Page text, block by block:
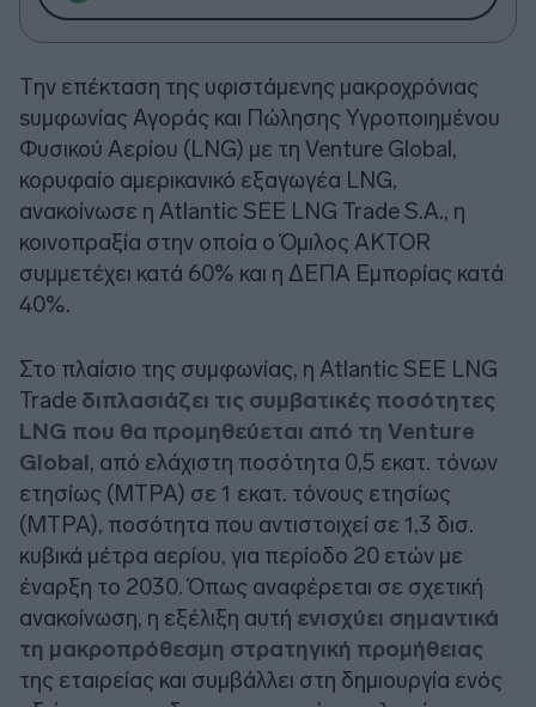
Tην επέκταση της υφιστάμενης μακροχρόνιας
sυμφωνίας Αγοράς και Πώλησης Υγροποιημένου
Φυσικού Αερίου (LNG) με τη Venture Global,
κορυφαίο αμερικανικό εξαγωγέα LNG,
ανακοίνωσε η Atlantic SEE LNG Trade S.A., η
κοινοπραξία στην οποία ο Όμιλος AKTOR
συμμετέχει κατά 60% και η ΔΕΠΑ Εμπορίας κατά
40%.
Στο πλαίσιο της συμφωνίας, η Atlantic SEE LNG
Trade διπλασιάζει τις συμβατικές ποσότητες
LNG που θα προμηθεύεται από τη Venture
Global, από ελάχιστη ποσότητα 0,5 εκατ. τόνων
ετησίως (MTPA) σε 1 εκατ. τόνους ετησίως
(MTPA), ποσότητα που αντιστοιχεί σε 1,3 δισ.
κυβικά μέτρα αερίου, για περίοδο 20 ετών με
έναρξη το 2030. Όπως αναφέρεται σε σχετική
ανακοίνωση, η εξέλιξη αυτή ενισχύει σημαντικά
τη μακροπρόθεσμη στρατηγική προμήθειας
της εταιρείας και συμβάλλει στη δημιουργία ενός